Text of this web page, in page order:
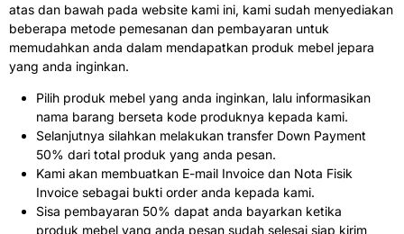
atas dan bawah pada website kami ini, kami sudah menyediakan
beberapa metode pemesanan dan pembayaran untuk
memudahkan anda dalam mendapatkan produk mebel jepara
yang anda inginkan.
Pilih produk mebel yang anda inginkan, lalu informasikan
nama barang berseta kode produknya kepada kami.
Selanjutnya silahkan melakukan transfer Down Payment
50% dari total produk yang anda pesan.
Kami akan membuatkan E-mail Invoice dan Nota Fisik
Invoice sebagai bukti order anda kepada kami.
Sisa pembayaran 50% dapat anda bayarkan ketika
produk mebel yang anda pesan sudah selesai siap kirim